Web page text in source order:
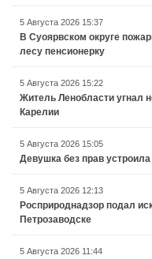
5 Августа 2026 15:37
В Суоярвском округе
лесу пенсионерку
5 Августа 2026 15:22
Житель Ленобласти угнал
Карелии
5 Августа 2026 15:05
Девушка без прав
5 Августа 2026 12:13
Росприроднадзор подал
Петрозаводске
5 Августа 2026 11:44